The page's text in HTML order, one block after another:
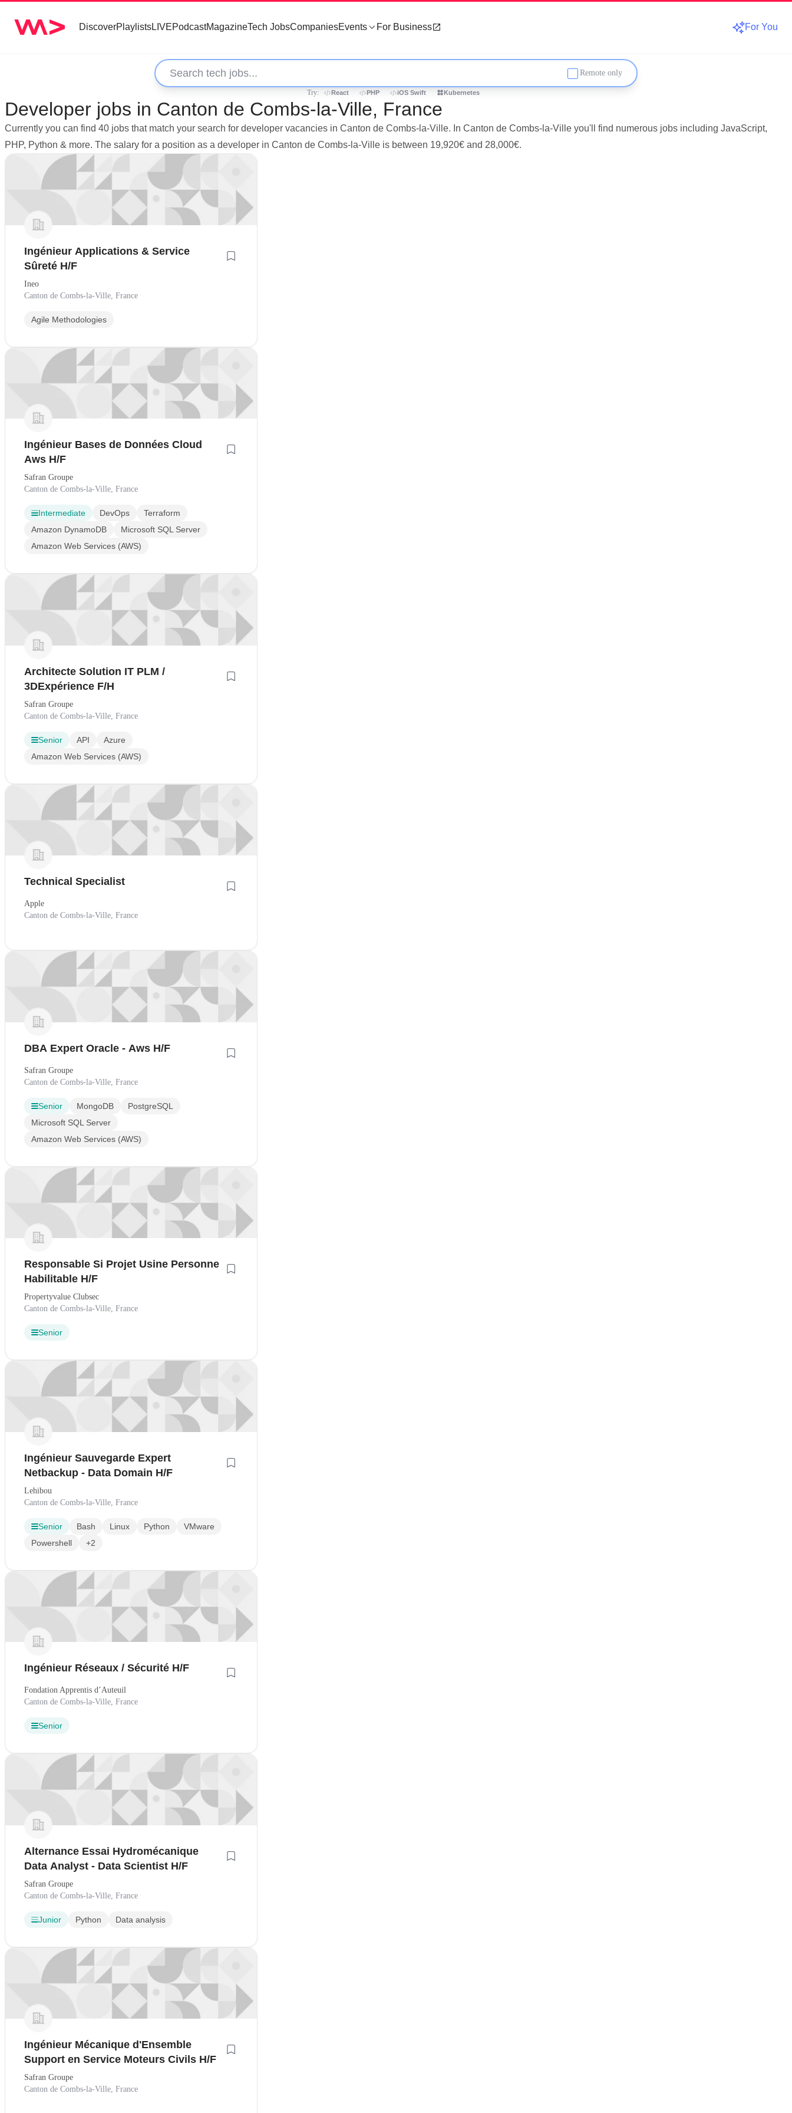
DiscoverPlaylistsLIVEPodcastMagazineTech JobsCompaniesEvents For Business For You
Remote only
Try: React PHP iOS Swift Kubernetes
Developer jobs in Canton de Combs-la-Ville, France
Currently you can find 40 jobs that match your search for developer vacancies in Canton de Combs-la-Ville. In Canton de Combs-la-Ville you'll find numerous jobs including JavaScript,
PHP, Python & more. The salary for a position as a developer in Canton de Combs-la-Ville is between 19,920€ and 28,000€.
Ingénieur Applications & Service
Sûreté H/F
Ineo
Canton de Combs-la-Ville, France
Agile Methodologies
Ingénieur Bases de Données Cloud
Aws H/F
Safran Groupe
Canton de Combs-la-Ville, France
Intermediate DevOps
Terraform
Amazon DynamoDB
Microsoft SQL Server
Amazon Web Services (AWS)
Architecte Solution IT PLM /
3DExpérience F/H
Safran Groupe
Canton de Combs-la-Ville, France
Senior API
Azure
Amazon Web Services (AWS)
Technical Specialist
Apple
Canton de Combs-la-Ville, France
DBA Expert Oracle - Aws H/F
Safran Groupe
Canton de Combs-la-Ville, France
Senior MongoDB
PostgreSQL
Microsoft SQL Server
Amazon Web Services (AWS)
Responsable Si Projet Usine Personne
Habilitable H/F
Propertyvalue Clubsec
Canton de Combs-la-Ville, France
Senior
Ingénieur Sauvegarde Expert
Netbackup - Data Domain H/F
Lehibou
Canton de Combs-la-Ville, France
Senior Bash Linux Python
VMware
Powershell
+2
Ingénieur Réseaux / Sécurité H/F
Fondation Apprentis d’Auteuil
Canton de Combs-la-Ville, France
Senior
Alternance Essai Hydromécanique
Data Analyst - Data Scientist H/F
Safran Groupe
Canton de Combs-la-Ville, France
Junior Python Data analysis
Ingénieur Mécanique d'Ensemble
Support en Service Moteurs Civils H/F
Safran Groupe
Canton de Combs-la-Ville, France